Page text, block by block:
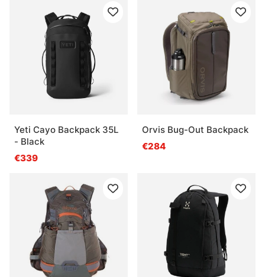
Yeti Cayo Backpack 35L
- Black
€339
Orvis Bug-Out Backpack
€284